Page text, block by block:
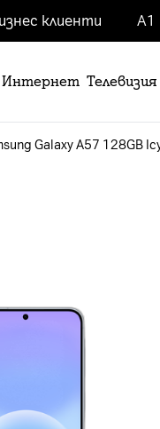
клиенти А1
Интернет Телевизия
Galaxy A57 128GB